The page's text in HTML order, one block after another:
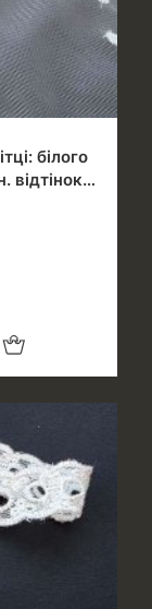
білого
відтінок),
в кошик